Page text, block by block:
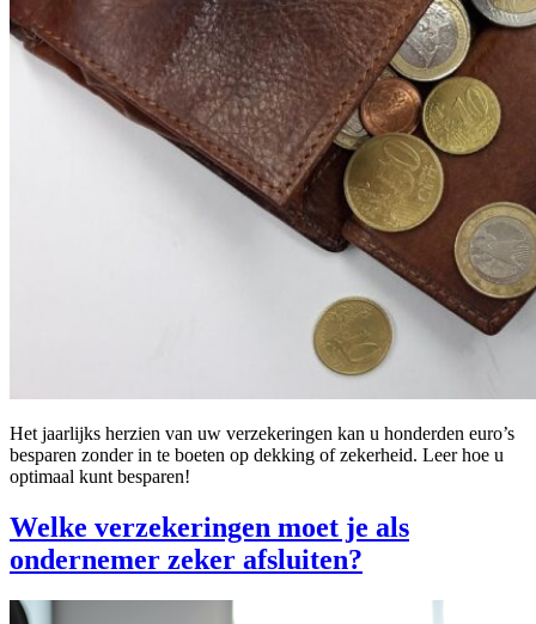
Het jaarlijks herzien van uw verzekeringen kan u honderden euro’s
besparen zonder in te boeten op dekking of zekerheid. Leer hoe u
optimaal kunt besparen!
Welke verzekeringen moet je als
ondernemer zeker afsluiten?